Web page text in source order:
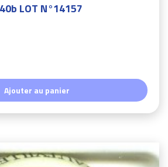
LOT N°14157
Ajouter au panier